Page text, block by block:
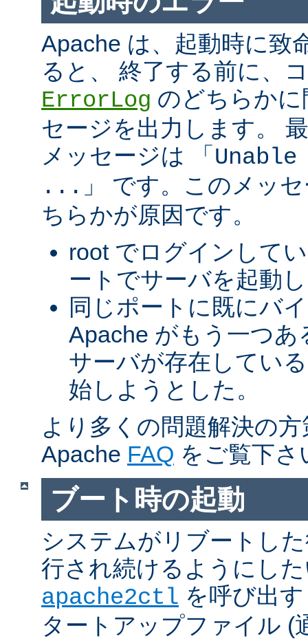
Apache は、起動時に致
ると、 終了する前に、
ErrorLog のどちらか
セージを出力します。
メッセージは 「
... 」 です。このメッ
ちらかが原因です。
root でログインして
ートでサーバを起動
同じポートに既にバ
Apache がもう一つ
サーバが存在してい
始しようとした。
より多くの問題解決の
Apache FAQ をご覧下さ
ブート時の起動
システムがリブートし
行され続けるようにし
apache2ctl を呼び出
タートアップファイル (